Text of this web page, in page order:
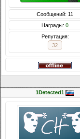
Сообщений: 11
Награды: 0
Репутация:
32
1Detected1